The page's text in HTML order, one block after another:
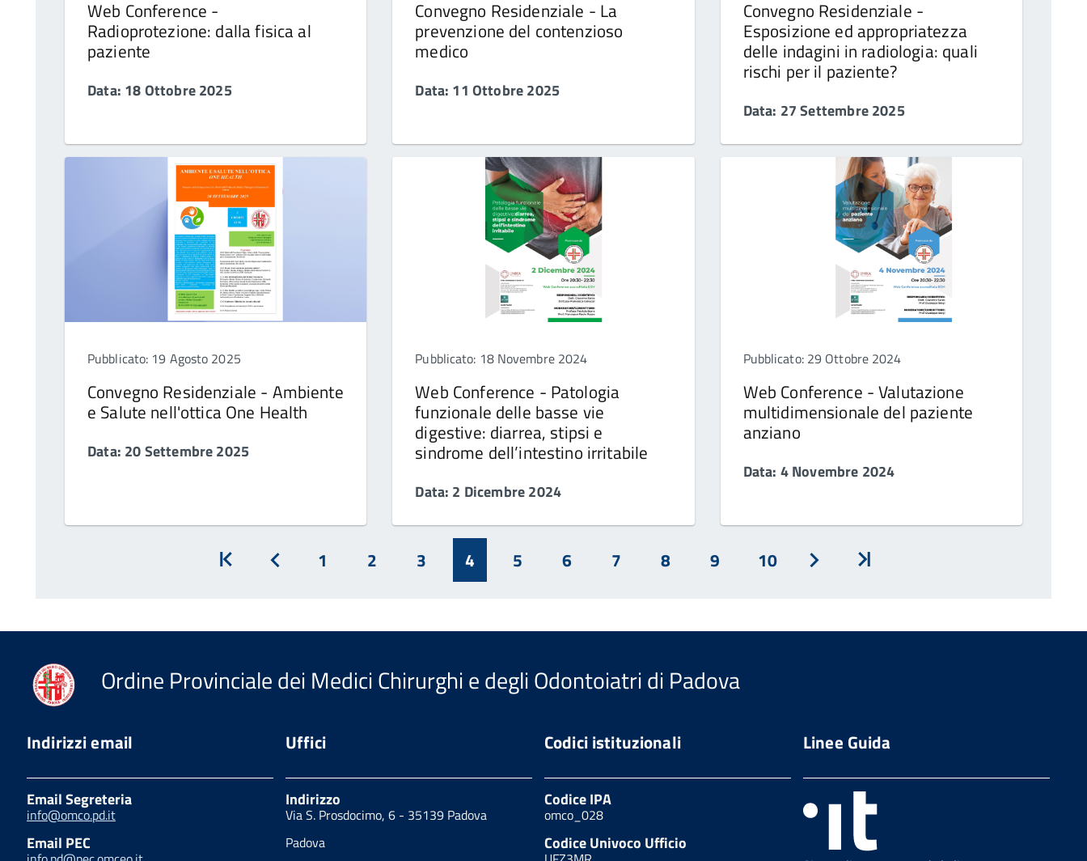
Web Conference -
Radioprotezione: dalla fisica al
paziente
Data: 18 Ottobre 2025
Convegno Residenziale - La
prevenzione del contenzioso
medico
Data: 11 Ottobre 2025
Convegno Residenziale -
Esposizione ed appropriatezza
delle indagini in radiologia: quali
rischi per il paziente?
Data: 27 Settembre 2025
Pubblicato: 19 Agosto 2025
Convegno Residenziale - Ambiente
e Salute nell'ottica One Health
Data: 20 Settembre 2025
Pubblicato: 18 Novembre 2024
Web Conference - Patologia
funzionale delle basse vie
digestive: diarrea, stipsi e
sindrome dell’intestino irritabile
Data: 2 Dicembre 2024
Pubblicato: 29 Ottobre 2024
Web Conference - Valutazione
multidimensionale del paziente
anziano
Data: 4 Novembre 2024
1 2 3 4 5 6 7 8 9 10
Ordine Provinciale dei Medici Chirurghi e degli Odontoiatri di Padova
Indirizzi email
Email Segreteria
info@omco.pd.it
Email PEC
Uffici
Indirizzo
Via S. Prosdocimo, 6 - 35139 Padova
Padova
Codici istituzionali
Codice IPA
omco_028
Codice Univoco Ufficio
Linee Guida